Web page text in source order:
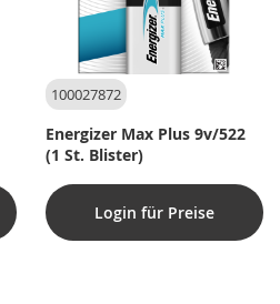
100027872
Energizer Max Plus 9v/522
(1 St. Blister)
Login für Preise